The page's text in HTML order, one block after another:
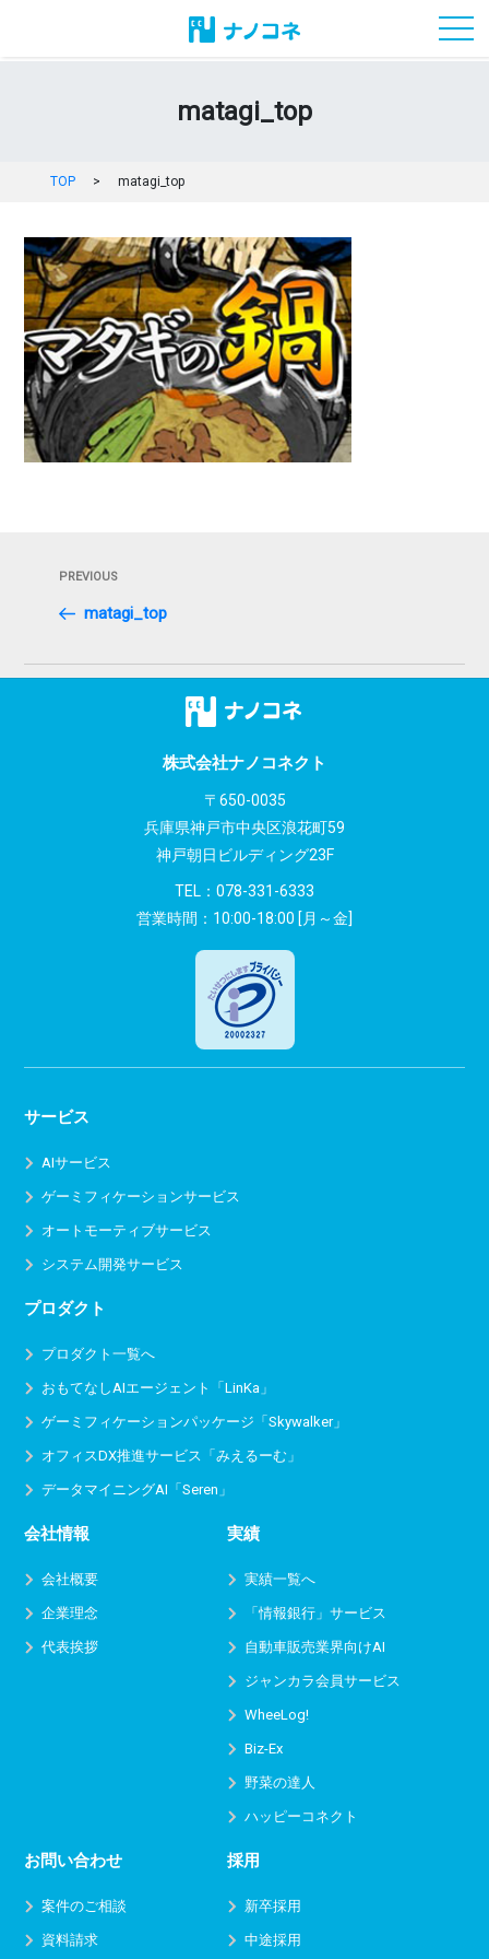
matagi_top
TOP > matagi_top
ビ
Previous
Post
PREVIOUS
matagi_top
株式会社ナノコネクト
〒650-0035
兵庫県神戸市中央区浪花町59
神戸朝日ビルディング23F
TEL： 078-331-6333
営業時間：10:00-18:00 [月～金]
サービス
AIサービス
ゲーミフィケーションサービス
オートモーティブサービス
システム開発サービス
プロダクト
プロダクト一覧へ
おもてなしAIエージェント「LinKa」
ゲーミフィケーションパッケージ「Skywalker」
オフィスDX推進サービス 「みえるーむ」
データマイニングAI「Seren」
会社情報
会社概要
企業理念
代表挨拶
実績
実績一覧へ
「情報銀行」サービス
自動車販売業界向けAI
ジャンカラ会員サービス
WheeLog!
Biz-Ex
野菜の達人
ハッピーコネクト
お問い合わせ
案件のご相談
資料請求
採用
新卒採用
中途採用